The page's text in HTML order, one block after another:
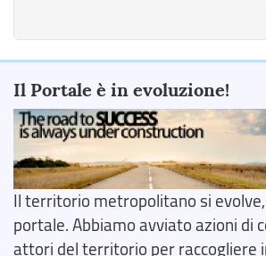
Il Portale è in evoluzione!
Il territorio metropolitano si
portale. Abbiamo avviato azioni di
attori del territorio per raccogliere